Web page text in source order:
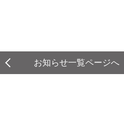
お知らせ一覧ページへ